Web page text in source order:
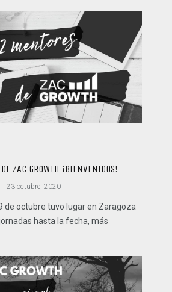
ZAC GROWTH ¡BIENVENIDOS!
23 octubre, 2020
de octubre tuvo lugar en Zaragoza
hasta la fecha, más